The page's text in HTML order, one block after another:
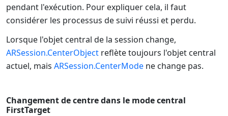
pendant l'exécution. Pour expliquer cela, il faut
considérer les processus de suivi réussi et perdu.
Lorsque l'objet central de la session change,
ARSession.CenterObject reflète toujours l'objet central
actuel, mais ARSession.CenterMode ne change pas.
Changement de centre dans le mode central
FirstTarget